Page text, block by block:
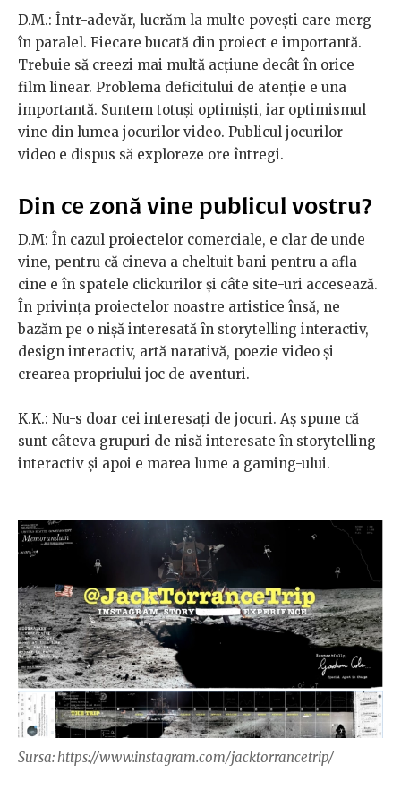
D.M.: Într-adevăr, lucrăm la multe povești care merg
în paralel. Fiecare bucată din proiect e importantă.
Trebuie să creezi mai multă acțiune decât în orice
film linear. Problema deficitului de atenție e una
importantă. Suntem totuși optimiști, iar optimismul
vine din lumea jocurilor video. Publicul jocurilor
video e dispus să exploreze ore întregi.
Din ce zonă vine publicul vostru?
D.M: În cazul proiectelor comerciale, e clar de unde
vine, pentru că cineva a cheltuit bani pentru a afla
cine e în spatele clickurilor și câte site-uri accesează.
În privința proiectelor noastre artistice însă, ne
bazăm pe o nișă interesată în storytelling interactiv,
design interactiv, artă narativă, poezie video și
crearea propriului joc de aventuri.
K.K.: Nu-s doar cei interesați de jocuri. Aș spune că
sunt câteva grupuri de nisă interesate în storytelling
interactiv și apoi e marea lume a gaming-ului.
Sursa: https://www.instagram.com/jacktorrancetrip/